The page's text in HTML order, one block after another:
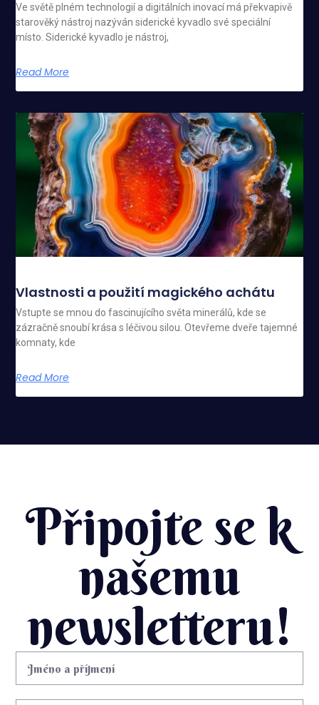
Ve světě plném technologií a digitálních inovací má překvapivě
starověký nástroj nazýván siderické kyvadlo své speciální
místo. Siderické kyvadlo je nástroj,
Read More
Vlastnosti a použití magického achátu
Vstupte se mnou do fascinujícího světa minerálů, kde se
zázračně snoubí krása s léčivou silou. Otevřeme dveře tajemné
komnaty, kde
Read More
Připojte se k
našemu
newsletteru!